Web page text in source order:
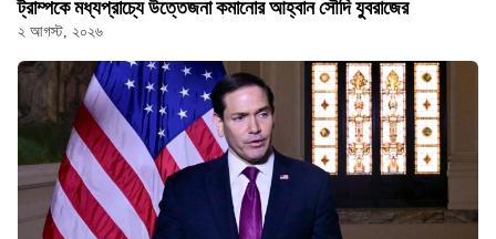
ট্রাম্পকে মধ্যপ্রাচ্যে উত্তেজনা কমানোর আহ্বান সৌদি যুবরাজের
২ আগস্ট, ২০২৬